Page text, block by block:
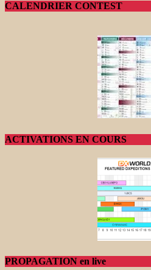
CALENDRIER CONTEST
ACTIVATIONS EN COURS
PROPAGATION en live